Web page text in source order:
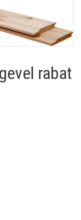
rabat